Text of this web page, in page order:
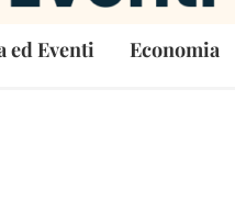
ed Eventi Economia